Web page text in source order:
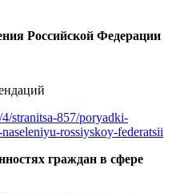
Российской Федерации
stranitsa-857/poryadki-
rossiyskoy-federatsii
граждан в сфере